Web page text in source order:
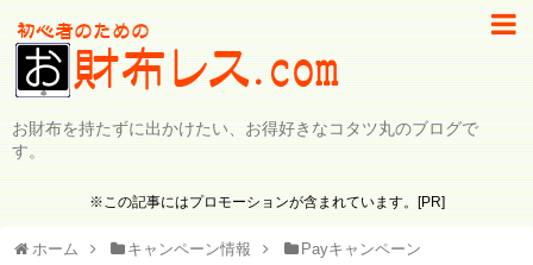
お財布を持たずに出かけたい、お得好きなコタツ丸のブログで
す。
※この記事にはプロモーションが含まれています。[PR]
ホーム キャンペーン情報 Payキャンペーン